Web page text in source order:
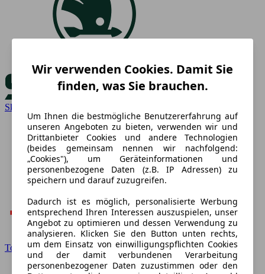
Skoda
Toyota
Wir verwenden Cookies. Damit Sie
finden, was Sie brauchen.
Um Ihnen die bestmögliche Benutzererfahrung auf
unseren Angeboten zu bieten, verwenden wir und
Drittanbieter Cookies und andere Technologien
(beides gemeinsam nennen wir nachfolgend:
„Cookies"), um Geräteinformationen und
personenbezogene Daten (z.B. IP Adressen) zu
speichern und darauf zuzugreifen.
Dadurch ist es möglich, personalisierte Werbung
entsprechend Ihren Interessen auszuspielen, unser
Angebot zu optimieren und dessen Verwendung zu
analysieren. Klicken Sie den Button unten rechts,
um dem Einsatz von einwilligungspflichten Cookies
und der damit verbundenen Verarbeitung
personenbezogener Daten zuzustimmen oder den